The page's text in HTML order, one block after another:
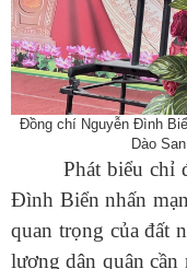
Đồng chí Nguyễn Đình
Dào
Phát biểu chỉ
Đình Biển nhấn
quan trọng của đất
lượng dân quân